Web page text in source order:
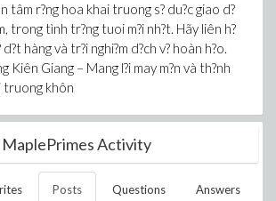
tâm r?ng hoa khai truong s? du?c giao d?
trong tình tr?ng tuoi m?i nh?t. Hãy liên h?
hàng và tr?i nghi?m d?ch v? hoàn h?o.
Kiên Giang – Mang l?i may m?n và th?nh
truong khôn
MaplePrimes Activity
Posts Questions Answers